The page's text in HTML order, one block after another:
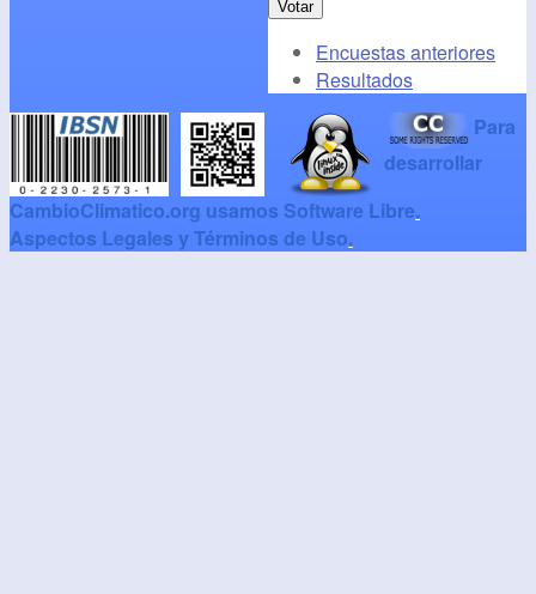
Encuestas anteriores
Resultados
Para
desarrollar
CambioClimatico.org usamos Software Libre.
Aspectos Legales y Términos de Uso.